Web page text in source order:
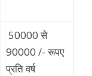
50000 से
90000 /- रूपए
प्रति वर्ष